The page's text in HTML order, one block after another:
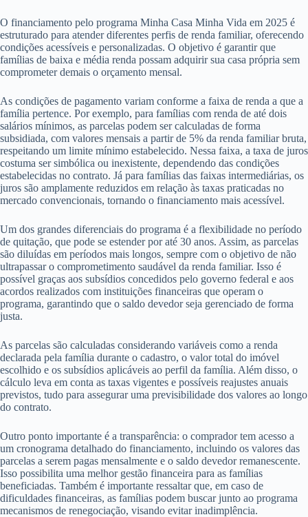
O financiamento pelo programa Minha Casa Minha Vida em 2025 é
estruturado para atender diferentes perfis de renda familiar, oferecendo
condições acessíveis e personalizadas. O objetivo é garantir que
famílias de baixa e média renda possam adquirir sua casa própria sem
comprometer demais o orçamento mensal.
As condições de pagamento variam conforme a faixa de renda a que a
família pertence. Por exemplo, para famílias com renda de até dois
salários mínimos, as parcelas podem ser calculadas de forma
subsidiada, com valores mensais a partir de 5% da renda familiar bruta,
respeitando um limite mínimo estabelecido. Nessa faixa, a taxa de juros
costuma ser simbólica ou inexistente, dependendo das condições
estabelecidas no contrato. Já para famílias das faixas intermediárias, os
juros são amplamente reduzidos em relação às taxas praticadas no
mercado convencionais, tornando o financiamento mais acessível.
Um dos grandes diferenciais do programa é a flexibilidade no período
de quitação, que pode se estender por até 30 anos. Assim, as parcelas
são diluídas em períodos mais longos, sempre com o objetivo de não
ultrapassar o comprometimento saudável da renda familiar. Isso é
possível graças aos subsídios concedidos pelo governo federal e aos
acordos realizados com instituições financeiras que operam o
programa, garantindo que o saldo devedor seja gerenciado de forma
justa.
As parcelas são calculadas considerando variáveis como a renda
declarada pela família durante o cadastro, o valor total do imóvel
escolhido e os subsídios aplicáveis ao perfil da família. Além disso, o
cálculo leva em conta as taxas vigentes e possíveis reajustes anuais
previstos, tudo para assegurar uma previsibilidade dos valores ao longo
do contrato.
Outro ponto importante é a transparência: o comprador tem acesso a
um cronograma detalhado do financiamento, incluindo os valores das
parcelas a serem pagas mensalmente e o saldo devedor remanescente.
Isso possibilita uma melhor gestão financeira para as famílias
beneficiadas. Também é importante ressaltar que, em caso de
dificuldades financeiras, as famílias podem buscar junto ao programa
mecanismos de renegociação, visando evitar inadimplência.